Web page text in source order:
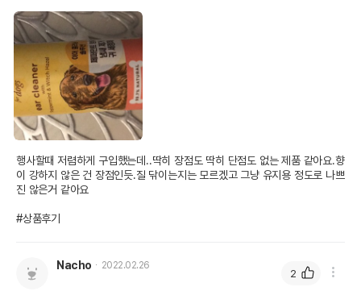
행사할때 저렴하게 구입했는데..딱히 장점도 딱히 단점도 없는 제품 같아요.향
이 강하지 않은 건 장점인듯.질 닦이는지는 모르겠고 그냥 유지용 정도로 나쁘
진 않은거 같아요
#상품후기
Nacho 2022.02.26
2